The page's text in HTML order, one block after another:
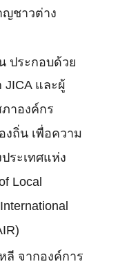
ญชาวต่าง
ประกอบด้วย
และผู้
าองค์กร
งถิ่น เพื่อความ
ระเทศแห่ง
Local
ลี จากองค์การ